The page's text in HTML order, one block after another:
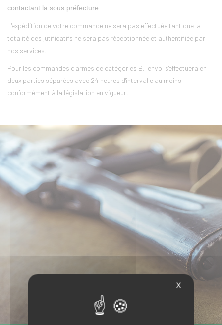
contactant la sous préfecture
L'expédition de votre commande ne sera pas effectuée tant que la
totalité des jutificatifs ne sera pas réceptionnée et authentifiée par
nos services.
Pour les commandes d'armes de catégories B, l'envoi s'effectuera en
deux parties séparées avec 24 heures d'intervalle au moins
conformément à la législation en vigueur.
X